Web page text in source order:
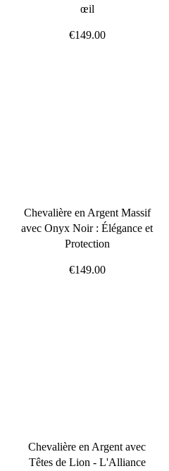
œil
€149.00
Chevalière en Argent Massif
avec Onyx Noir : Élégance et
Protection
€149.00
Chevalière en Argent avec
Têtes de Lion - L'Alliance